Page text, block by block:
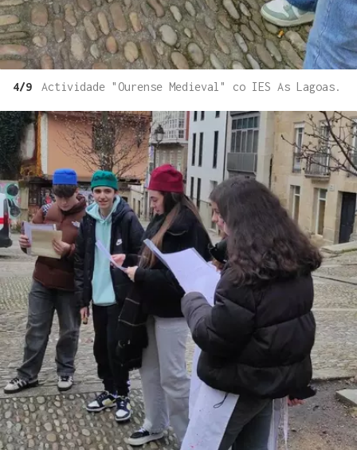
4/9 Actividade "Ourense Medieval" co IES As Lagoas.